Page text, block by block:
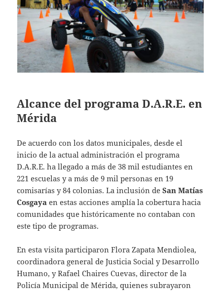
Alcance del programa D.A.R.E. en
Mérida
De acuerdo con los datos municipales, desde el
inicio de la actual administración el programa
D.A.R.E. ha llegado a más de 38 mil estudiantes en
221 escuelas y a más de 9 mil personas en 19
comisarías y 84 colonias. La inclusión deSan Matías
Cosgaya en estas acciones amplía la cobertura hacia
comunidades que históricamente no contaban con
este tipo de programas.
En esta visita participaron Flora Zapata Mendiolea,
coordinadora general de Justicia Social y Desarrollo
Humano, y Rafael Chaires Cuevas, director de la
Policía Municipal de Mérida, quienes subrayaron